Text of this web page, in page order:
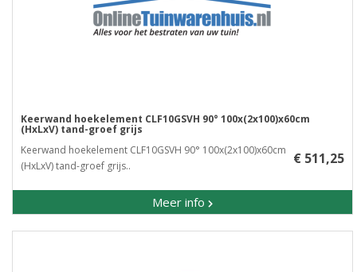
Keerwand hoekelement CLF10GSVH 90° 100x(2x100)x60cm
(HxLxV) tand-groef grijs
Keerwand hoekelement CLF10GSVH 90° 100x(2x100)x60cm
(HxLxV) tand-groef grijs..
Meer info
€ 511,25